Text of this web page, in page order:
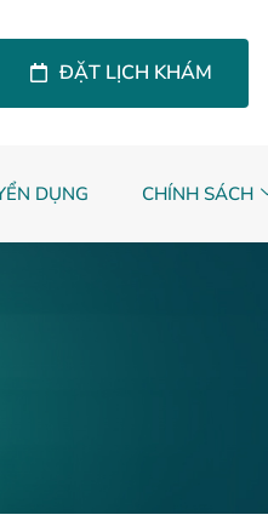
ĐẶT LỊCH KHÁM
DỤNG CHÍNH SÁCH